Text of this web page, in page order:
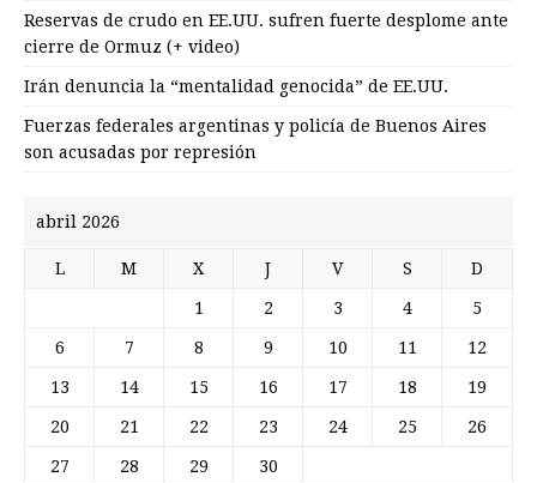
Reservas de crudo en EE.UU. sufren fuerte desplome ante
cierre de Ormuz (+ video)
Irán denuncia la “mentalidad genocida” de EE.UU.
Fuerzas federales argentinas y policía de Buenos Aires
son acusadas por represión
abril 2026
L M X J V S D
1 2 3 4 5
6 7 8 9 10 11 12
13 14 15 16 17 18 19
20 21 22 23 24 25 26
27 28 29 30